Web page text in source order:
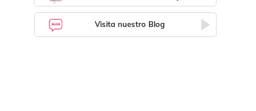
Visita nuestro Blog